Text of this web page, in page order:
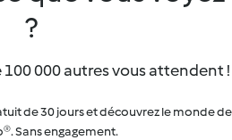
?
000 autres vous attendent !
de 30 jours et découvrez le monde de
Sans engagement.